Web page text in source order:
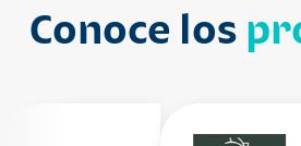
Conoce los